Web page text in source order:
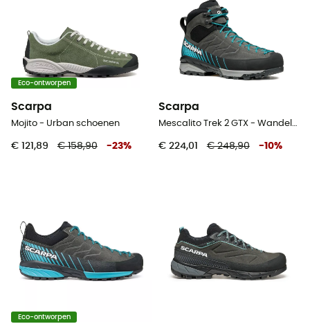
Eco-ontworpen
Scarpa
Mojito - Urban schoenen
€ 121,89 € 158,90 -23%
Scarpa
Mescalito Trek 2 GTX - Wandelschoenen - Heren
€ 224,01 € 248,90 -10%
Eco-ontworpen